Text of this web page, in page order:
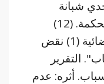
شبانة
وعرفة محمد نواب رئيس المحكمة. (12)
الطعن رقم 31 لسنة 83 القضائية (1) نقض
التقرير
أثره: عدم